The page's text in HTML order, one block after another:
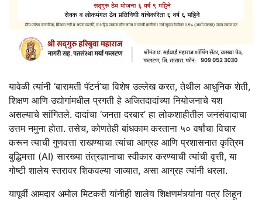
यावेळी त्यांनी ‘बारामती पॅटर्न’चा विशेष उल्लेख करत, तेथील आधुनिक शेती,
शिक्षण आणि उद्योगांमधील प्रगती हे अजितदादांच्या नियोजनाचे यश
असल्याचे सांगितले. दादांचा ‘जनता दरबार’ हा लोकशाहीतील जनसंवादाचा
उत्तम नमुना होता. तसेच, कोणतेही बांधकाम करताना ५० वर्षांचा विचार
करून त्याची गुणवत्ता राखण्याचा त्यांचा आग्रह आणि प्रशासनात कृत्रिम
बुद्धिमत्ता (AI) सारख्या तंत्रज्ञानाचा स्वीकार करण्याची त्यांची वृत्ती, या
गोष्टी शालेय स्तरावर शिकवल्या जाव्यात, असा आग्रह त्यांनी धरला.
यापूर्वी आमदार अमोल मिटकरी यांनीही शालेय शिक्षणमंत्र्यांना पत्र लिहून